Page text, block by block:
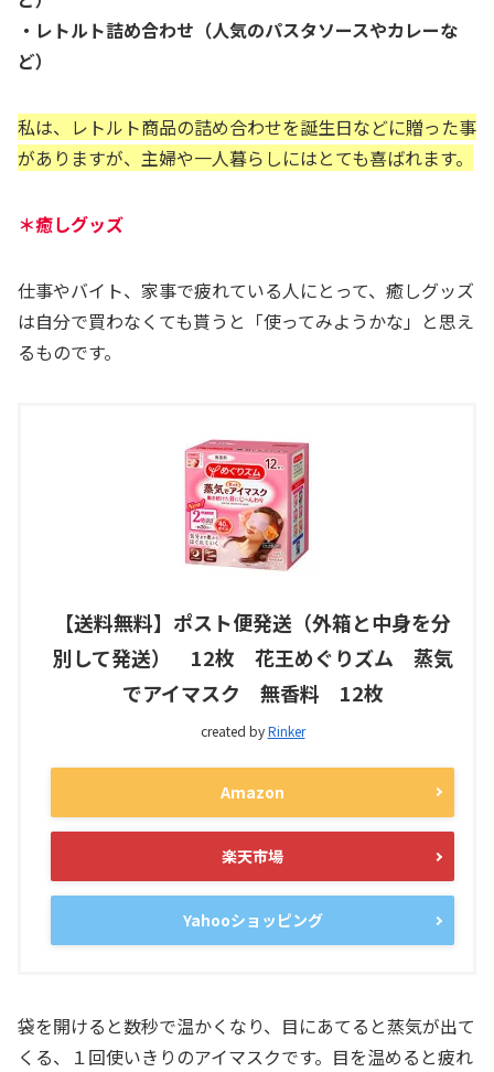
・レトルト詰め合わせ（人気のパスタソースやカレーな
ど）
私は、レトルト商品の詰め合わせを誕生日などに贈った事
がありますが、主婦や一人暮らしにはとても喜ばれます。
＊癒しグッズ
仕事やバイト、家事で疲れている人にとって、癒しグッズ
は自分で買わなくても貰うと「使ってみようかな」と思え
るものです。
【送料無料】ポスト便発送（外箱と中身を分
別して発送） 12枚 花王めぐりズム 蒸気
でアイマスク 無香料 12枚
created byRinker
Amazon
楽天市場
Yahooショッピング
袋を開けると数秒で温かくなり、目にあてると蒸気が出て
くる、１回使いきりのアイマスクです。目を温めると疲れ